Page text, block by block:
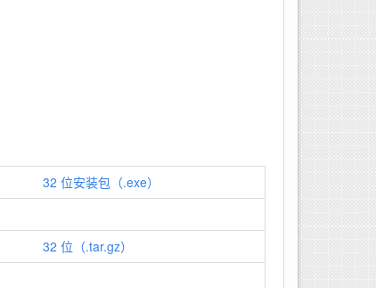
32 位安装包（.exe）
32 位（.tar.gz）